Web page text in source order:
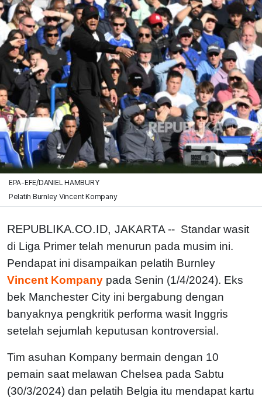
EPA-EFE/DANIEL HAMBURY
Pelatih Burnley Vincent Kompany
REPUBLIKA.CO.ID, JAKARTA -- Standar wasit
di Liga Primer telah menurun pada musim ini.
Pendapat ini disampaikan pelatih Burnley
Vincent Kompany pada Senin (1/4/2024). Eks
bek Manchester City ini bergabung dengan
banyaknya pengkritik performa wasit Inggris
setelah sejumlah keputusan kontroversial.
Tim asuhan Kompany bermain dengan 10
pemain saat melawan Chelsea pada Sabtu
(30/3/2024) dan pelatih Belgia itu mendapat kartu